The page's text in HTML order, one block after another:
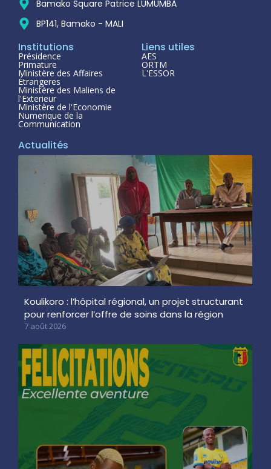
Bamako Square Patrice LUMUMBA
BP141, Bamako - MALI
Institutions
Présidence
Primature
Ministère des Affaires
Étrangeres
Ministère des Maliens de
l'Exterieur
Ministère de l'Economie
Numerique de la
Communication
Liens utiles
AES
ORTM
L'ESSOR
Actualités
Koulikoro : l’hôpital régional, un projet structurant
pour renforcer l’offre de soins dans la région
7 août 2026